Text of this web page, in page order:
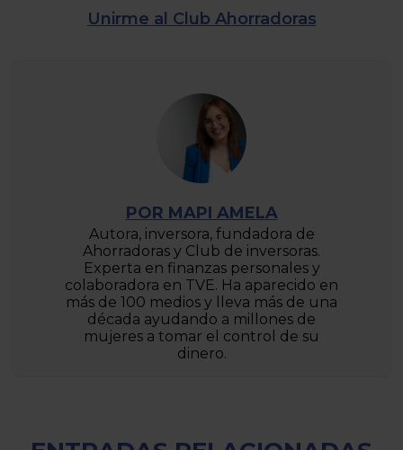
Unirme al Club Ahorradoras
POR MAPI AMELA
Autora, inversora, fundadora de
Ahorradoras y Club de inversoras.
Experta en finanzas personales y
colaboradora en TVE. Ha aparecido en
más de 100 medios y lleva más de una
década ayudando a millones de
mujeres a tomar el control de su
dinero.